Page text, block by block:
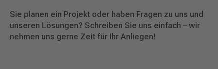
Sie planen ein Projekt oder haben Fragen zu uns und
unseren Lösungen? Schreiben Sie uns einfach – wir
nehmen uns gerne Zeit für Ihr Anliegen!